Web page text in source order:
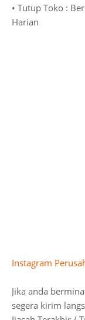
• Tutup Toko :
Harian
Instagram
Jika anda
segera kirim